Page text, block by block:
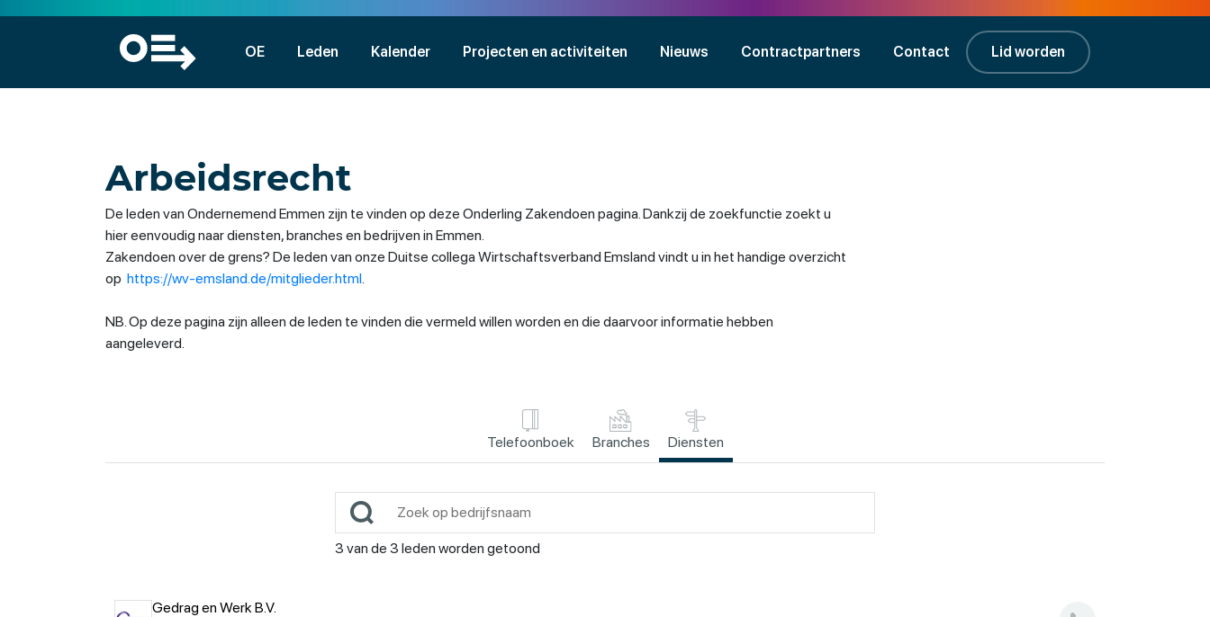
OE Leden Kalender Projecten en activiteiten Nieuws Contractpartners Contact Lid worden
Arbeidsrecht
De leden van Ondernemend Emmen zijn te vinden op deze Onderling Zakendoen pagina. Dankzij de zoekfunctie zoekt u
hier eenvoudig naar diensten, branches en bedrijven in Emmen.
Zakendoen over de grens? De leden van onze Duitse collega Wirtschaftsverband Emsland vindt u in het handige overzicht
op https://wv-emsland.de/mitglieder.html.
NB. Op deze pagina zijn alleen de leden te vinden die vermeld willen worden en die daarvoor informatie hebben
aangeleverd.
Telefoonboek Branches Diensten
3 van de 3 leden worden getoond
Gedrag en Werk B.V.